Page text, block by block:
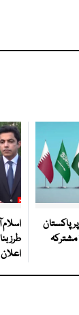
پاکستان
مشترکہ
طرز
اعلان